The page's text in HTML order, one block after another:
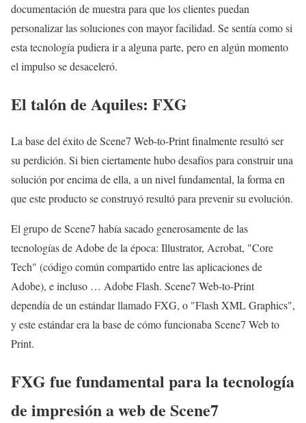
documentación de muestra para que los clientes puedan
personalizar las soluciones con mayor facilidad. Se sentía como si
esta tecnología pudiera ir a alguna parte, pero en algún momento
el impulso se desaceleró.
El talón de Aquiles: FXG
La base del éxito de Scene7 Web-to-Print finalmente resultó ser
su perdición. Si bien ciertamente hubo desafíos para construir una
solución por encima de ella, a un nivel fundamental, la forma en
que este producto se construyó resultó para prevenir su evolución.
El grupo de Scene7 había sacado generosamente de las
tecnologías de Adobe de la época: Illustrator, Acrobat, "Core
Tech" (código común compartido entre las aplicaciones de
Adobe), e incluso … Adobe Flash. Scene7 Web-to-Print
dependía de un estándar llamado FXG, o "Flash XML Graphics",
y este estándar era la base de cómo funcionaba Scene7 Web to
Print.
FXG fue fundamental para la tecnología
de impresión a web de Scene7